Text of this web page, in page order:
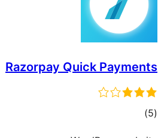
Razorpay Quick Payments
(5 مجموع)